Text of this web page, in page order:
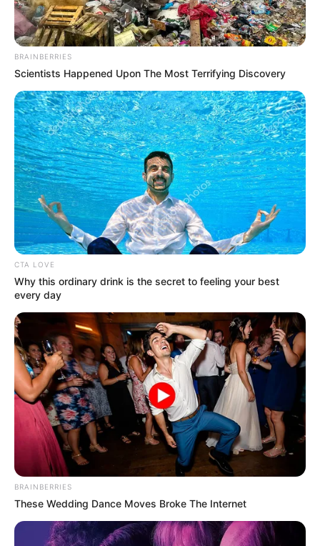
BRAINBERRIES
Scientists Happened Upon The Most Terrifying Discovery
CTA LOVE
Why this ordinary drink is the secret to feeling your best
every day
BRAINBERRIES
These Wedding Dance Moves Broke The Internet